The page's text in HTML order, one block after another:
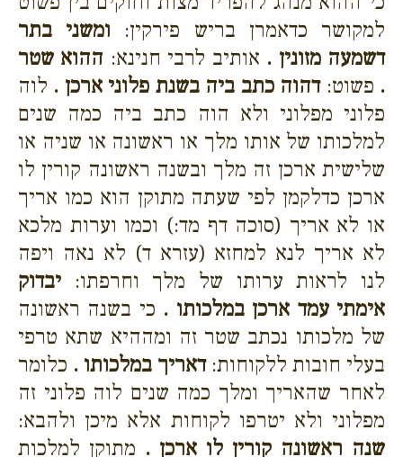
למקושר כדאמרן בריש פירקין: ומשני בתר
דשמעה מזונין . אותיב לרבי חנינא: ההוא שטר
. פשוט:דהוה כתב ביה בשנת פלוני ארכן . לוה
פלוני מפלוני ולא הוה כתב ביה כמה שנים
למלכותו של אותו מלך או ראשונה או שניה או
שלישית ארכן זה מלך ובשנה ראשונה קורין לו
ארכן כדלקמן לפי שעתה מתוקן הוא כמו אריך
או לא אריך (סוכה דף מד:) וכמו וערות מלכא
לא אריך לנא למחזא (עזרא ד) לא נאה ויפה
לנו לראות ערותו של מלך וחרפתו: יבדוק
אימתי עמד ארכן במלכותו . כי בשנה ראשונה
של מלכותו נכתב שטר זה ומההיא שתא טרפי
בעלי חובות ללקוחות:דאריך במלכותו . כלומר
לאחר שהאריך ומלך כמה שנים לוה פלוני זה
מפלוני ולא יטרפו לקוחות אלא מיכן ולהבא:
שנה ראשונה קורין לו ארכן . מתוקן למלכות